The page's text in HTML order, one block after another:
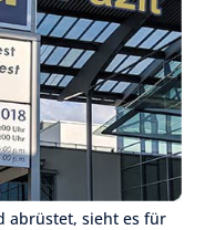
abrüstet, sieht es für